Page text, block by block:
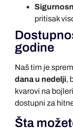
pritisak
godine
Naš tim je
dana u nedelji,
kvarovi na
dostupni za
Šta